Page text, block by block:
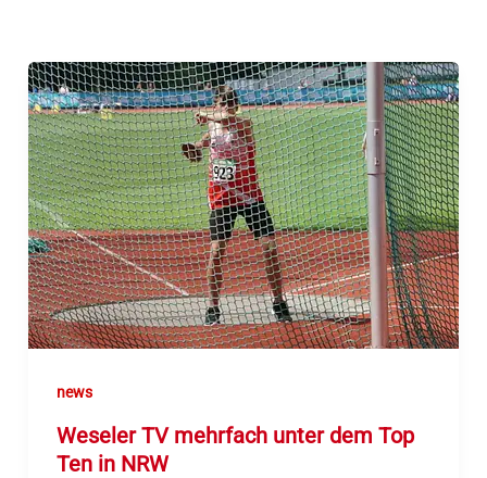
news
Weseler TV mehrfach unter dem Top
Ten in NRW